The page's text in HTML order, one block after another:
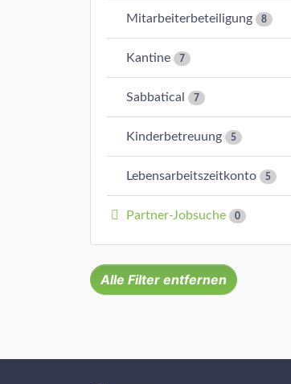
Mitarbeiterbeteiligung 8
Kantine 7
Sabbatical 7
Kinderbetreuung 5
Lebensarbeitszeitkonto 5
Partner-Jobsuche 0
Alle Filter entfernen